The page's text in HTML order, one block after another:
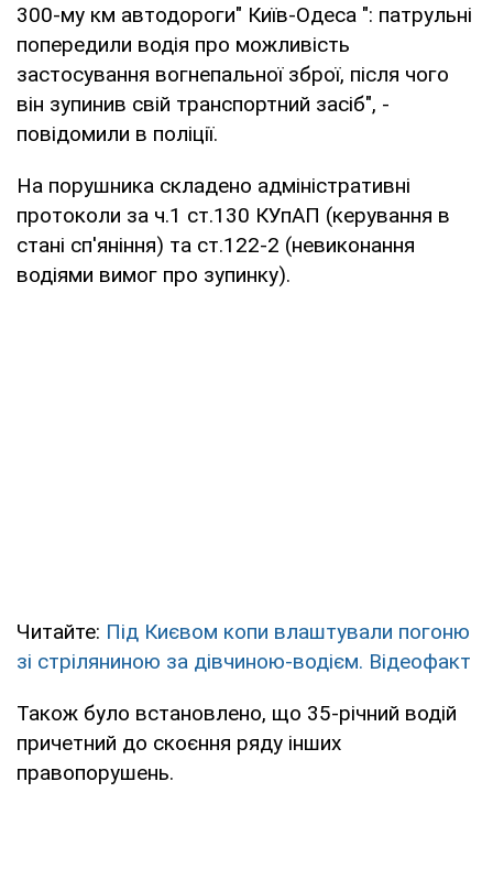
300-му км автодороги" Київ-Одеса ": патрульні
попередили водія про можливість
застосування вогнепальної зброї, після чого
він зупинив свій транспортний засіб", -
повідомили в поліції.
На порушника складено адміністративні
протоколи за ч.1 ст.130 КУпАП (керування в
стані сп'яніння) та ст.122-2 (невиконання
водіями вимог про зупинку).
Читайте: Під Києвом копи влаштували погоню
зі стріляниною за дівчиною-водієм. Відеофакт
Також було встановлено, що 35-річний водій
причетний до скоєння ряду інших
правопорушень.